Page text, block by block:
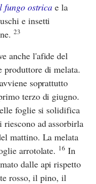
fungo ostrica e la
e insetti
23
anche l'afide del
produttore di melata.
soprattutto
terzo di giugno.
foglie si solidifica
ad assorbirla
mattino. La melata
arrotolate. 16 In
dalle api rispetto
rosso, il pino, il